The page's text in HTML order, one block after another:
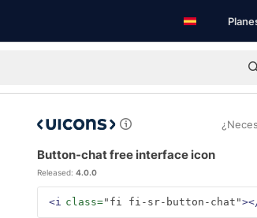
Button-chat free interface icon
Released: 4.0.0
<i class="fi fi-sr-button-chat"